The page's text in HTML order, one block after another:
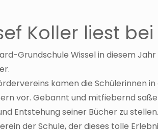
Koller liest
Grundschule Wissel in diesem
kamen die Schülerinnen
vor. Gebannt und mitfiebernd
Entstehung seiner Bücher zu stellen.
der Schule, der dieses tolle